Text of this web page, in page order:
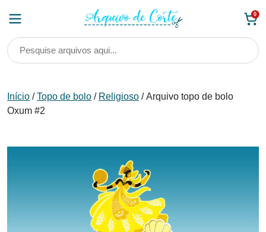
0
Início /Topo de bolo / Religioso / Arquivo topo de bolo
Oxum #2